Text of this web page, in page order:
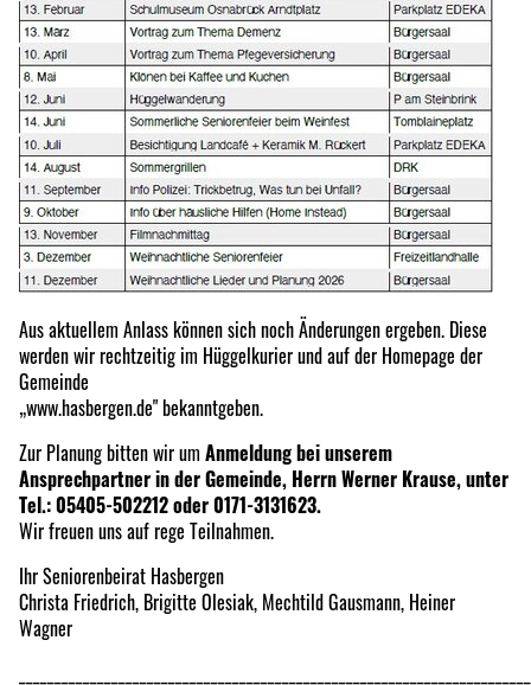
Aus aktuellem Anlass können sich noch Änderungen ergeben. Diese
werden wir rechtzeitig im Hüggelkurier und auf der Homepage der
Gemeinde
„www.hasbergen.de" bekanntgeben.
Zur Planung bitten wir um Anmeldung bei unserem
Ansprechpartner in der Gemeinde, Herrn Werner Krause, unter
Tel.: 05405-502212 oder 0171-3131623.
Wir freuen uns auf rege Teilnahmen.
Ihr Seniorenbeirat Hasbergen
Christa Friedrich, Brigitte Olesiak, Mechtild Gausmann, Heiner
Wagner